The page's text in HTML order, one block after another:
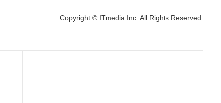
Copyright © ITmedia Inc. All Rights Reserved.